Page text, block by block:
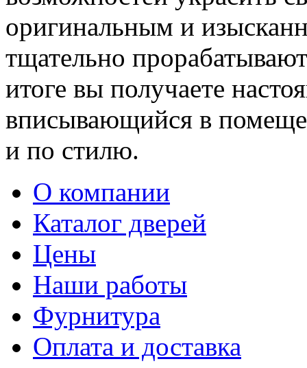
оригинальным и
тщательно
итоге вы получаете
вписывающийся в
и по стилю.
О компании
Каталог дверей
Цены
Наши работы
Фурнитура
Оплата и доставка